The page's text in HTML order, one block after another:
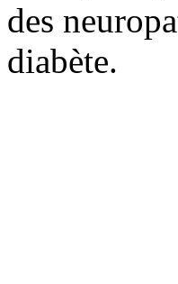
des
diabète.